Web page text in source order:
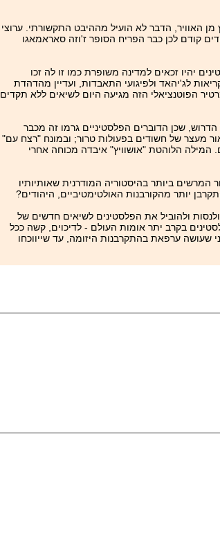
האוויר, הדבר לא הועיל מההיבט התקשורתי. ערוצי
קודם לכן כבר הפריח הסופר ז'וזה סאראמאגו
יהיו זכאים למדינה משופרת כמו זו לה זכו
לג'יהאד ולפיגועי התאבדות, ועדיין מהדהדת
הפוטנציאלי הזה מגיעה היום לשיאים ללא תקדים
שכן הדוברים הפלסטיניים גרמו זה מכבר
מעצר של חשודים בפעולות טרור; ובמונח "רצח עם"
הלוהטת "אושוויץ" איבדה מכוחה אחרי
ביותר בהיסטוריה המודרנית שאותיותיו
יותר מהקורבנות האולטימטיביים, היהודים?
ולהוביל את הפלסטינים לשיאים חדשים של
בקרב יתר אומות העולם - לדיכוים, קשה ככל
שעושה ערפאת בהתקרבנות היזומה, עד שייווכחו